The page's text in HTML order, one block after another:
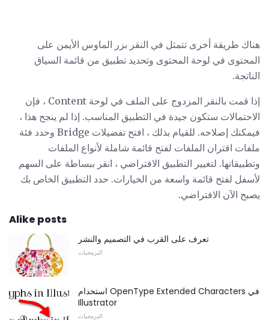
هناك طريقة أخرى تتمثل في النقر بزر الماوس الأيمن على
المحتوى في لوحة المحتوى وتحديد تطبيق من قائمة السياق
الناتجة.
إذا قمت بالنقر المزدوج على الملف في لوحة Content ، فإن
الاحتمالات ستكون جيدة في التطبيق المناسب. إذا لم ينجح هذا ،
فيمكنك إصلاحه. للقيام بذلك ، افتح تفضيلات Bridge وحدد فئة
ملفات اقتران الملفات لفتح قائمة شاملة لأنواع الملفات
وتطبيقاتها. لتغيير التطبيق الافتراضي ، انقر ببساطة على السهم
لأسفل لفتح قائمة واسعة من الخيارات. حدد التطبيق الخاص بك
يصبح الآن الافتراضي.
Alike posts
تعرف على القرب في التصميم والنشر
البرمجيات
استخدام OpenType Extended Characters في
Illustrator
البرمجيات